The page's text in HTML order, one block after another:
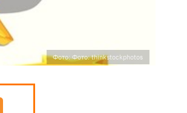
Фото: Фото: thinkstockphotos